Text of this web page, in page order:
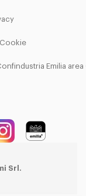
Emilia
Srl.